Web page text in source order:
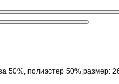
50%, полиэстер 50%,размер: